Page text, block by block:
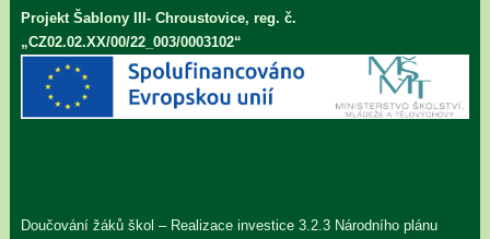
Projekt Šablony III- Chroustovice, reg. č.
„CZ02.02.XX/00/22_003/0003102“
Doučování žáků škol – Realizace investice 3.2.3 Národního plánu